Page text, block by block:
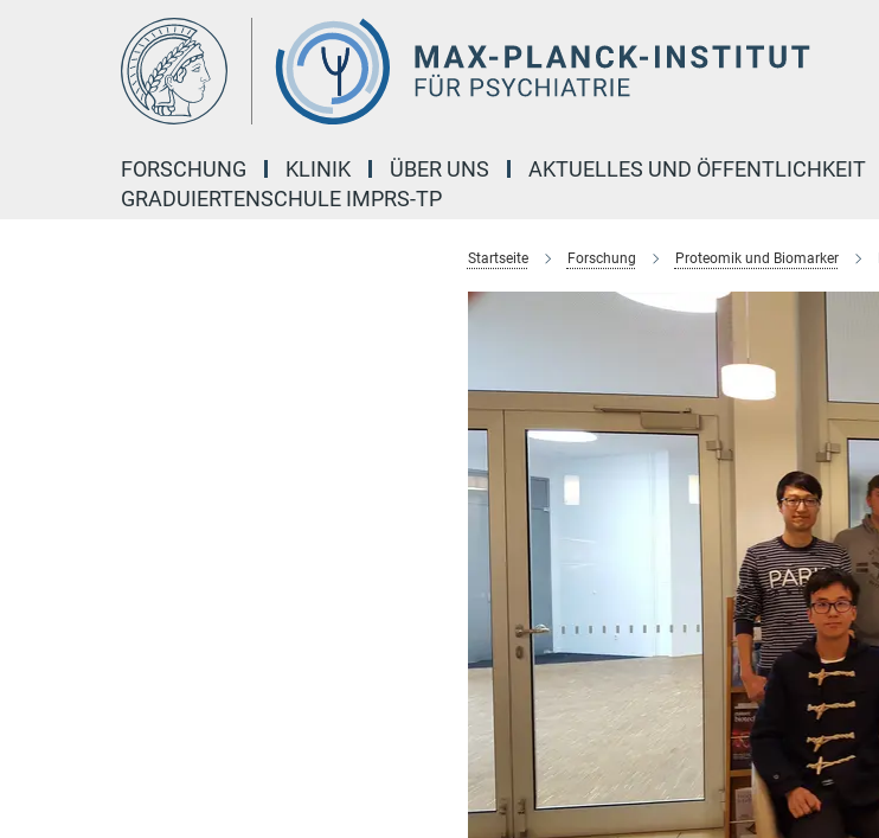
FORSCHUNG KLINIK ÜBER UNS AKTUELLES UND ÖFFENTLICHKEIT
GRADUIERTENSCHULE IMPRS-TP
Startseite Forschung Proteomik und Biomarker